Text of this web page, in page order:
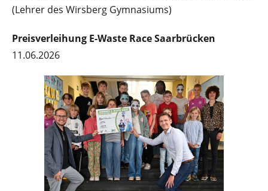
(Lehrer des Wirsberg Gymnasiums)
Preisverleihung E-Waste Race Saarbrücken
11.06.2026